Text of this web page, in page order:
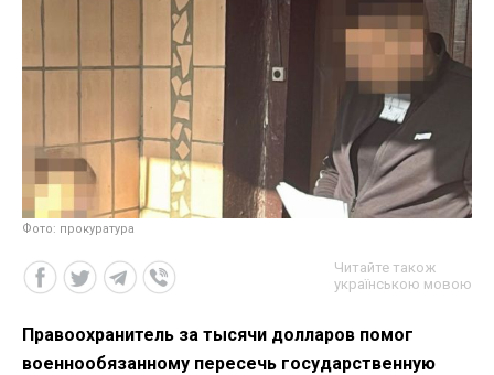
Фото: прокуратура
Читайте також
українською мовою
Правоохранитель за тысячи долларов помог
военнообязанному пересечь государственную